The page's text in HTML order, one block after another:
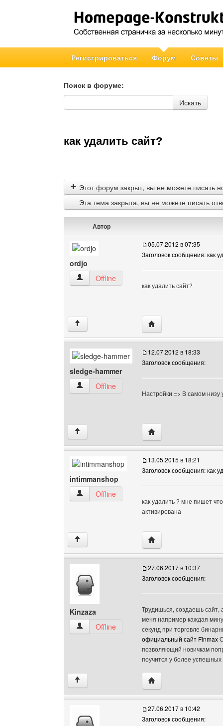
Регистрироваться Форум Советы
Поиск в форуме:
Поиск в форуме
Искать
как удалить сайт?
Этот форум закрыт, вы не можете писать
Эта тема закрыта, вы не можете писать
Автор
ordjo
ordjo Посмотреть профиль
Offline
05.07.2012 в 07:35
Заголовок сообщения: как
как удалить сайт?
↑ Посетить сайт
sledge-hammer
sledge-hammer Посмотреть профиль
Offline
12.07.2012 в 18:33
Заголовок сообщения:
Настройки => В самом низу
↑ Посетить сайт
intimmanshop
intimmanshop Посмотреть профиль
Offline
13.05.2015 в 18:21
Заголовок сообщения: как
как удалить ? мне пишет
активирована
↑ Посетить сайт
Kinzaza
Kinzaza Посмотреть профиль
Offline
27.06.2017 в 10:37
Заголовок сообщения:
Трудишься, создаешь сайт,
меня например каждая
секунд при торговле
официальный сайт Finmax
позволяющий новичкам
поучится у более
↑ Посетить сайт
27.06.2017 в 10:42
Заголовок сообщения: